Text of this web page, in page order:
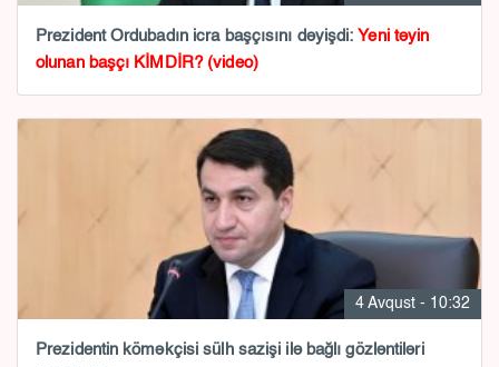
Prezident Ordubadın icra başçısını dəyişdi: Yeni təyin
olunan başçı KİMDİR? (video)
4 Avqust - 10:32
Prezidentin köməkçisi sülh sazişi ilə bağlı gözləntiləri